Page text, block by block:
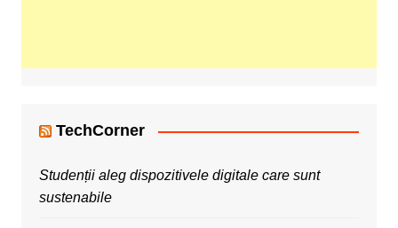
TechCorner
Studenții aleg dispozitivele digitale care sunt
sustenabile